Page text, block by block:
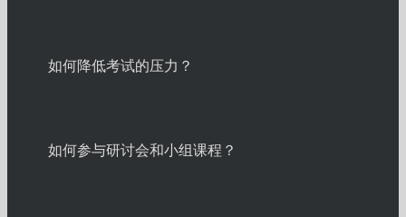
如何降低考试的压力？
如何参与研讨会和小组课程？